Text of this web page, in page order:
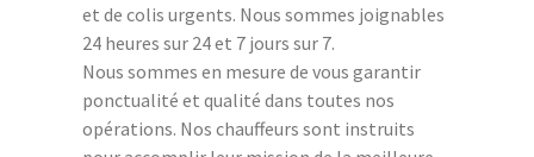
et de colis urgents. Nous sommes joignables
24 heures sur 24 et 7 jours sur 7.
Nous sommes en mesure de vous garantir
ponctualité et qualité dans toutes nos
opérations. Nos chauffeurs sont instruits